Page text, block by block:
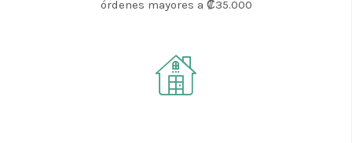
órdenes mayores a ₡35.000